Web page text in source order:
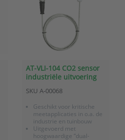
AT-VLI-104 CO2 sensor
industriële uitvoering
SKU A-00068
Geschikt voor kritische
meetapplicaties in o.a. de
industrie en tuinbouw
Uitgevoerd met
hoogwaardige “dual-